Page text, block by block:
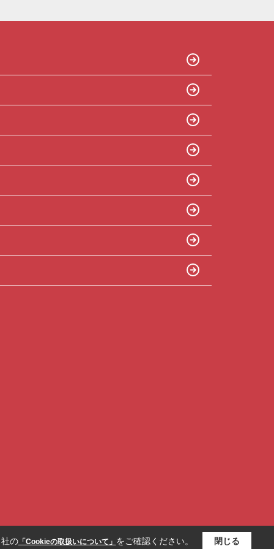
の「Cookieの取扱いについて」 をご確認ください。 閉じる